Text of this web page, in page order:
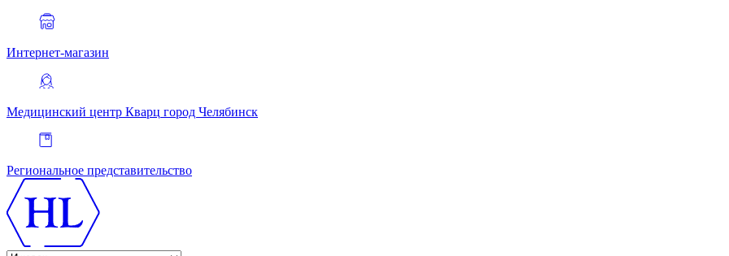
Интернет-магазин
Медицинский центр Кварц город Челябинск
Региональное представительство